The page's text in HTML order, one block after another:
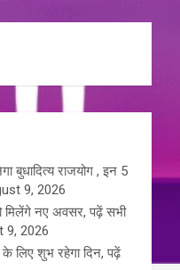
बुधादित्य राजयोग , इन 5
9, 2026
मिलेंगे नए अवसर, पढ़ें सभी
9, 2026
लिए शुभ रहेगा दिन, पढ़ें